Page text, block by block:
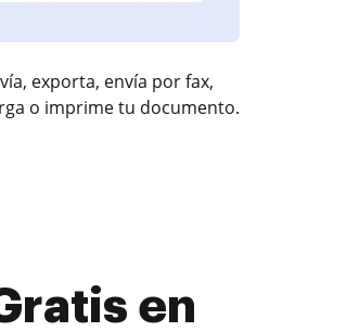
exporta, envía por fax,
o imprime tu documento.
en